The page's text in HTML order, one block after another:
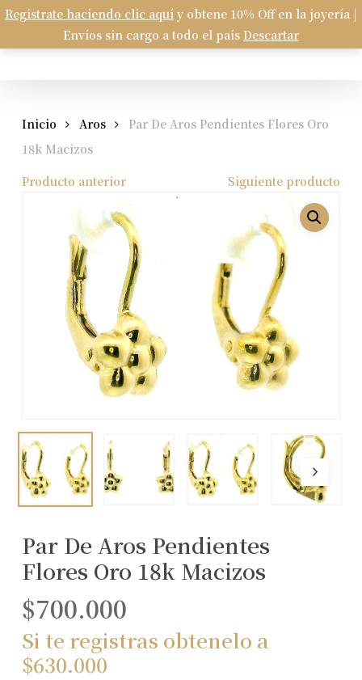
Registrate haciendo clic aquí y obtene 10% Off en la joyería |
Envíos sin cargo a todo el país Descartar
Skip
main
search
Carrito Cart
Inicio Aros
Par De Aros Pendientes Flores Oro
18k Macizos
Producto anterior
Siguiente producto
Par De Aros Pendientes
Flores Oro 18k Macizos
$700.000
Si te registras obtenelo a
$630.000